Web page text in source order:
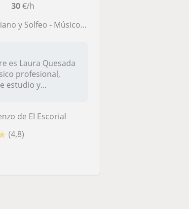
30€/h
profesional y Licenciada con especialización en interpretación
es Laura Quesada
profesional,
estudio y
de El Escorial
(4,8)